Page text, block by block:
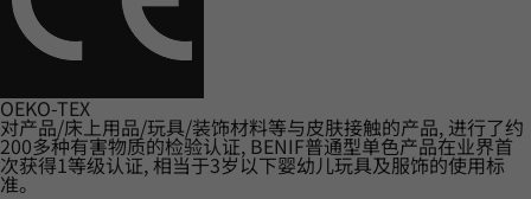
OEKO-TEX
对产品/床上用品/玩具/装饰材料等与皮肤接触的产品, 进行了约
200多种有害物质的检验认证, BENIF普通型单色产品在业界首
次获得1等级认证, 相当于3岁以下婴幼儿玩具及服饰的使用标
准。